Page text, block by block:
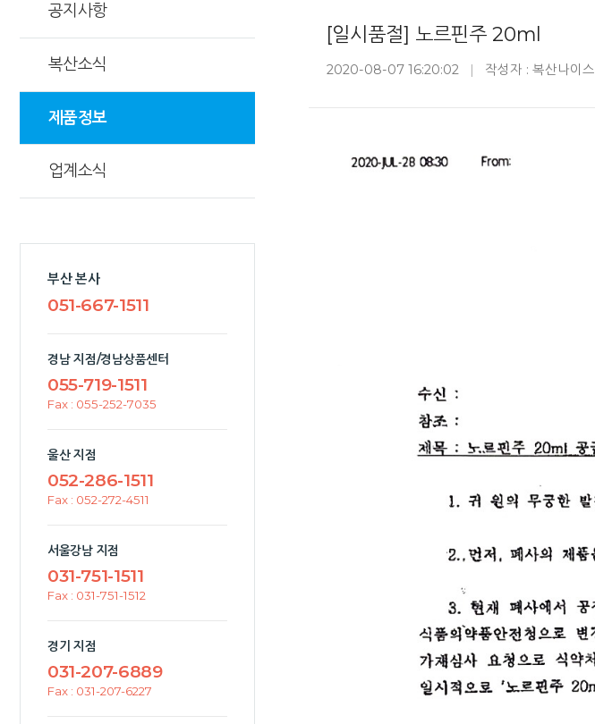
공지사항
복산소식
제품정보
업계소식
부산 본사
051-667-1511
경남 지점/경남상품센터
055-719-1511
Fax : 055-252-7035
울산 지점
052-286-1511
Fax : 052-272-4511
서울강남 지점
031-751-1511
Fax : 031-751-1512
경기 지점
031-207-6889
Fax : 031-207-6227
[일시품절] 노르핀주 20ml
2020-08-07 16:20:02 작성자 : 복산나이스